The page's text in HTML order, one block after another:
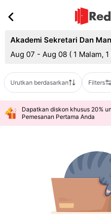
Akademi Sekretari Dan
Aug 07 - Aug 08 ( 1 Malam,
Urutkan berdasarkan Filters
Dapatkan diskon khusus 20%
Pemesanan Pertama Anda